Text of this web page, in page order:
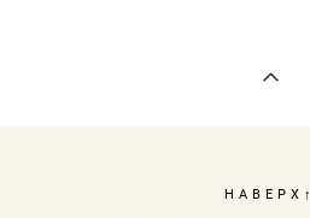
НАВЕРХ↑